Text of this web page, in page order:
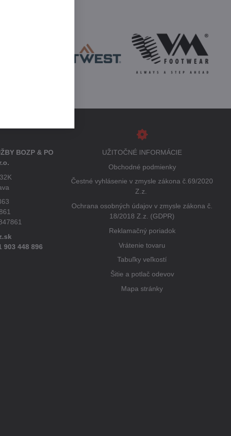
BOZP & PO
903 448 896
UŽITOČNÉ INFORMÁCIE
Obchodné podmienky
Čestné vyhlásenie v zmysle zákona č.69/2020
Z.z.
Ochrana osobných údajov v zmysle zákona č.
18/2018 Z.z. (GDPR)
Reklamačný poriadok
Vrátenie tovaru
Tabuľky veľkostí
Šitie a potlač odevov
Mapa stránky